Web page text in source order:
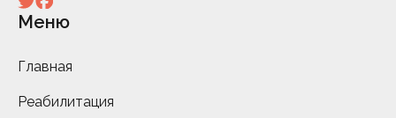
Меню
Главная
Реабилитация